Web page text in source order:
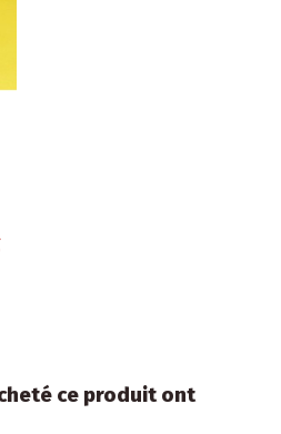
ce produit ont